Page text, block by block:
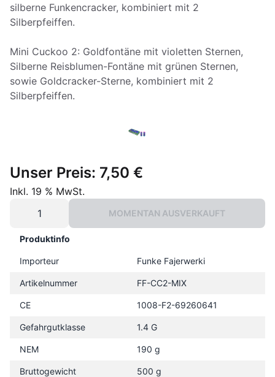
silberne Funkencracker, kombiniert mit 2
Silberpfeiffen.
Mini Cuckoo 2: Goldfontäne mit violetten Sternen,
Silberne Reisblumen-Fontäne mit grünen Sternen,
sowie Goldcracker-Sterne, kombiniert mit 2
Silberpfeiffen.
Unser Preis: 7,50 €
Inkl. 19 % MwSt.
MOMENTAN AUSVERKAUFT
Produktinfo
Importeur Funke Fajerwerki
Artikelnummer FF-CC2-MIX
CE 1008-F2-69260641
Gefahrgutklasse 1.4 G
NEM 190 g
Bruttogewicht 500 g